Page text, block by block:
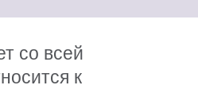
More
information
available.
со всей
к